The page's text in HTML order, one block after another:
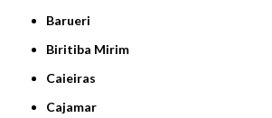
Barueri
Biritiba Mirim
Caieiras
Cajamar